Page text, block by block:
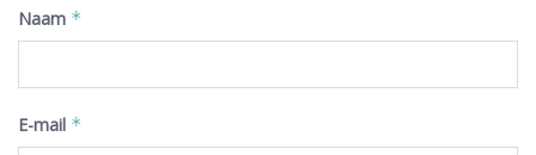
Naam *
E-mail *